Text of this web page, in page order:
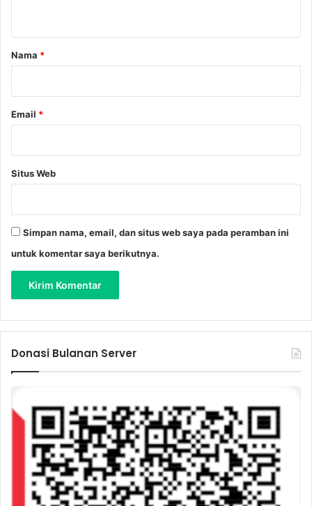
rNama *
Email *
Situs Web
Simpan nama, email, dan situs web saya pada peramban ini
untuk komentar saya berikutnya.
Donasi Bulanan Server